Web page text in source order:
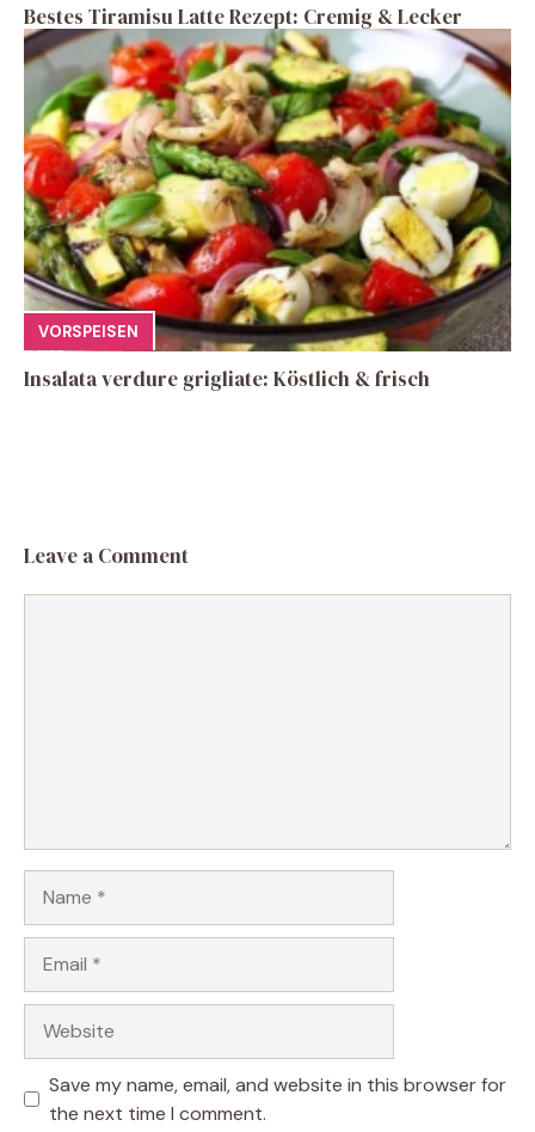
Bestes Tiramisu Latte Rezept: Cremig & Lecker
VORSPEISEN
Insalata verdure grigliate: Köstlich & frisch
Leave a Comment
Save my name, email, and website in this browser for
the next time I comment.